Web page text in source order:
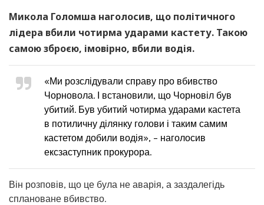
Микола Голомша наголосив, що політичного
лідера вбили чотирма ударами кастету. Такою
самою зброєю, імовірно, вбили водія.
«Ми розслідували справу про вбивство
Чорновола. І встановили, що Чорновіл був
убитий. Був убитий чотирма ударами кастета
в потиличну ділянку голови і таким самим
кастетом добили водія», – наголосив
ексзаступник прокурора.
Він розповів, що це була не аварія, а заздалегідь
сплановане вбивство.